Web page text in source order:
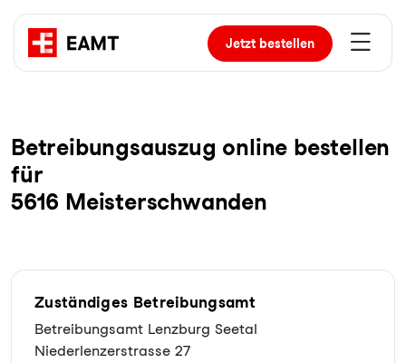
Jetztbestellen
Be­trei­bungs­aus­zug online bestellen
für
5616 Meisterschwanden
Zuständiges Betreibungsamt
Betreibungsamt Lenzburg Seetal
Niederlenzerstrasse 27